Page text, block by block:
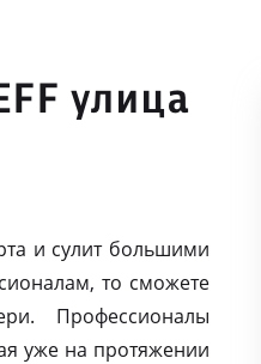
улица
и сулит большими
то сможете
Профессионалы
уже на протяжении